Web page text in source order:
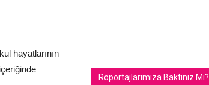
hayatlarının
Röportajlarımıza Baktınız Mı?